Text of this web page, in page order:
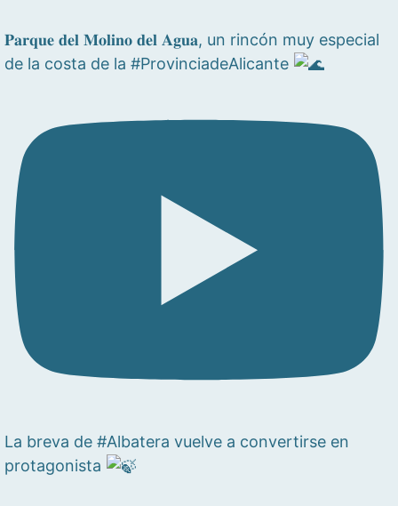
𝐏𝐚𝐫𝐪𝐮𝐞 𝐝𝐞𝐥 𝐌𝐨𝐥𝐢𝐧𝐨 𝐝𝐞𝐥 𝐀𝐠𝐮𝐚, un rincón muy especial
de la costa de la #ProvinciadeAlicante
La breva de #Albatera vuelve a convertirse en
protagonista